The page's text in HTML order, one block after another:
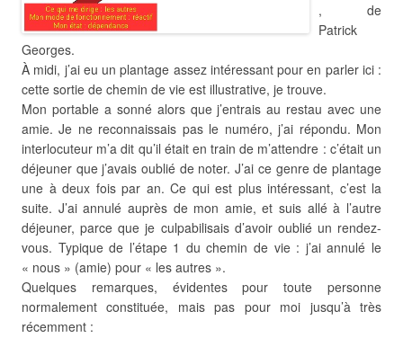
, de
Patrick
Georges.
À midi, j’ai eu un plantage assez intéressant pour en parler ici :
cette sortie de chemin de vie est illustrative, je trouve.
Mon portable a sonné alors que j’entrais au restau avec une
amie. Je ne reconnaissais pas le numéro, j’ai répondu. Mon
interlocuteur m’a dit qu’il était en train de m’attendre : c’était un
déjeuner que j’avais oublié de noter. J’ai ce genre de plantage
une à deux fois par an. Ce qui est plus intéressant, c’est la
suite. J’ai annulé auprès de mon amie, et suis allé à l’autre
déjeuner, parce que je culpabilisais d’avoir oublié un rendez-
vous. Typique de l’étape 1 du chemin de vie : j’ai annulé le
« nous » (amie) pour « les autres ».
Quelques remarques, évidentes pour toute personne
normalement constituée, mais pas pour moi jusqu’à très
récemment :